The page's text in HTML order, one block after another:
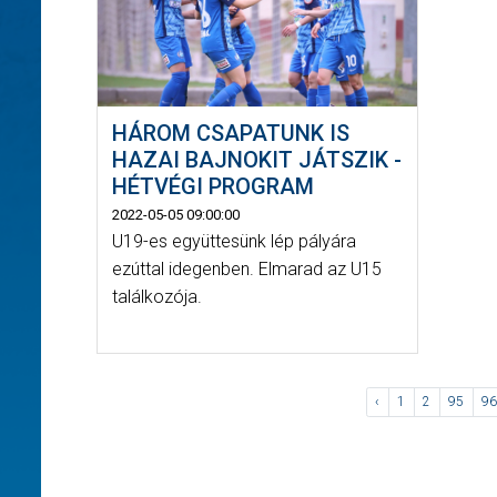
HÁROM CSAPATUNK IS
HAZAI BAJNOKIT JÁTSZIK -
HÉTVÉGI PROGRAM
2022-05-05 09:00:00
U19-es együttesünk lép pályára
ezúttal idegenben. Elmarad az U15
találkozója.
‹ 1 2 95 96